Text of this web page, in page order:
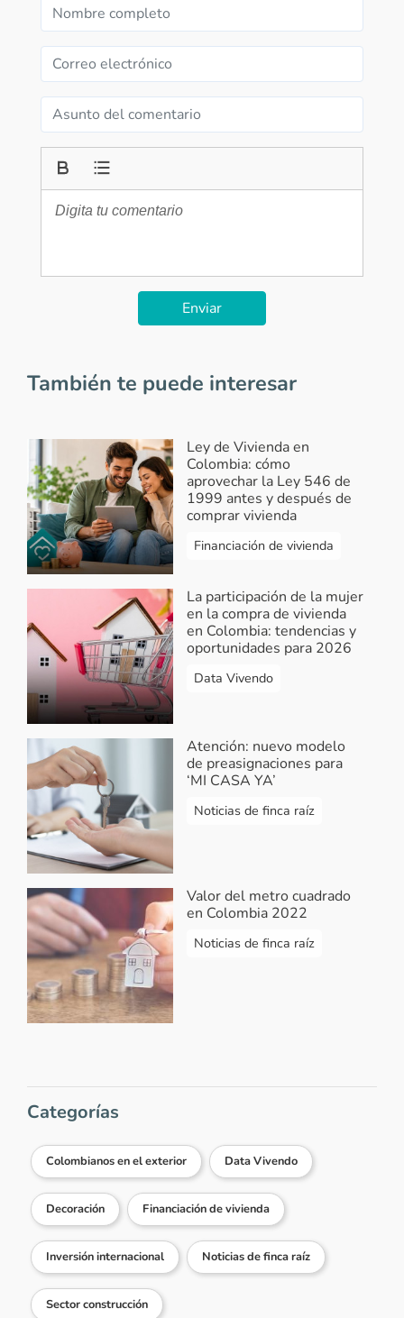
Enviar
También te puede interesar
Ley de Vivienda en
Colombia: cómo
aprovechar la Ley 546 de
1999 antes y después de
comprar vivienda
Financiación de vivienda
La participación de la mujer
en la compra de vivienda
en Colombia: tendencias y
oportunidades para 2026
Data Vivendo
Atención: nuevo modelo
de preasignaciones para
‘MI CASA YA’
Noticias de finca raíz
Valor del metro cuadrado
en Colombia 2022
Noticias de finca raíz
Categorías
Colombianos en el exterior Data Vivendo
Decoración Financiación de vivienda
Inversión internacional Noticias de finca raíz
Sector construcción